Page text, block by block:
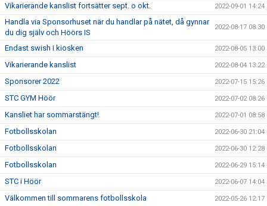
Vikarierande kanslist fortsätter sept. o okt. 2022-09-01 14:24
Handla via Sponsorhuset när du handlar på nätet, då gynnar
du dig själv och Höörs IS
2022-08-17 08:30
Endast swish i kiosken 2022-08-05 13:00
Vikarierande kanslist 2022-08-04 13:22
Sponsorer 2022 2022-07-15 15:26
STC GYM Höör 2022-07-02 08:26
Kansliet har sommarstängt! 2022-07-01 08:58
Fotbollsskolan 2022-06-30 21:04
Fotbollsskolan 2022-06-30 12:28
Fotbollsskolan 2022-06-29 15:14
STC i Höör 2022-06-07 14:04
Välkommen till sommarens fotbollsskola 2022-05-26 12:17